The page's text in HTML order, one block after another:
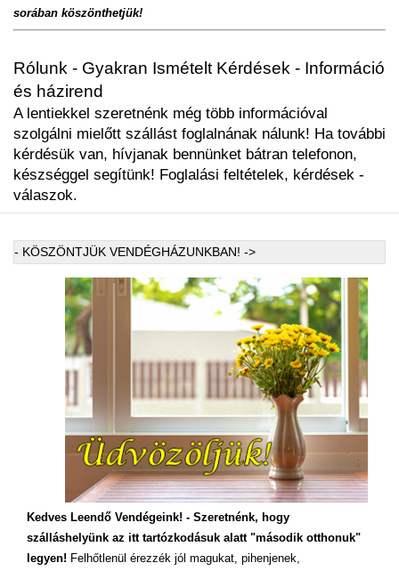
sorában köszönthetjük!
Rólunk - Gyakran Ismételt Kérdések - Információ
és házirend
A lentiekkel szeretnénk még több információval
szolgálni mielőtt szállást foglalnának nálunk! Ha további
kérdésük van, hívjanak bennünket bátran telefonon,
készséggel segítünk! Foglalási feltételek, kérdések -
válaszok.
- KÖSZÖNTJÜK VENDÉGHÁZUNKBAN! ->
-
Kedves Leendő Vendégeink! - Szeretnénk, hogy
szálláshelyünk az itt tartózkodásuk alatt "második otthonuk"
legyen! Felhőtlenül érezzék jól magukat, pihenjenek,